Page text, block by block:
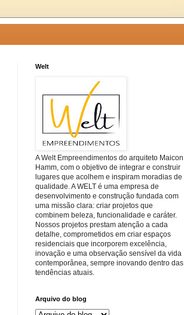
Welt
A Welt Empreendimentos do arquiteto Maicon
Hamm, com o objetivo de integrar e construir
lugares que acolhem e inspiram moradias de
qualidade. A WELT é uma empresa de
desenvolvimento e construção fundada com
uma missão clara: criar projetos que
combinem beleza, funcionalidade e caráter.
Nossos projetos prestam atenção a cada
detalhe, comprometidos em criar espaços
residenciais que incorporem excelência,
inovação e uma observação sensível da vida
contemporânea, sempre inovando dentro das
tendências atuais.
Arquivo do blog